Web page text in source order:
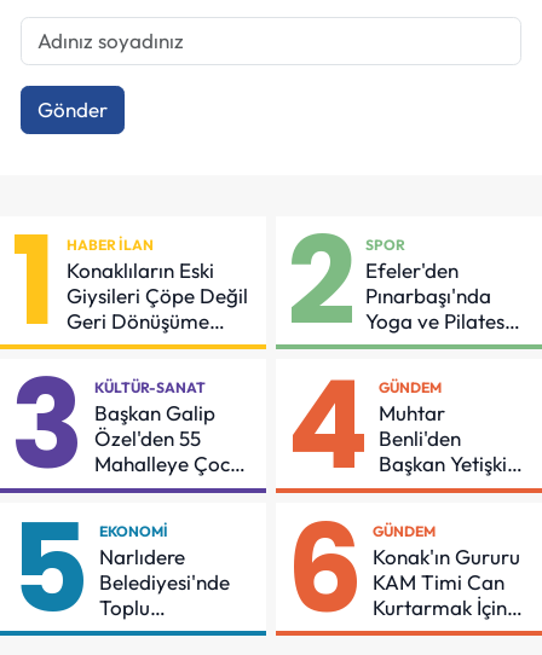
Gönder
1 HABER İLAN
Konaklıların Eski
Giysileri Çöpe Değil
Geri Dönüşüme
Gidiyor
2 SPOR
Efeler'den
Pınarbaşı'nda
Yoga ve Pilates
Buluşması
3 KÜLTÜR-SANAT
Başkan Galip
Özel'den 55
Mahalleye Çocuk
Şenliği
4 GÜNDEM
Muhtar
Benli'den
Başkan Yetişkin'e
Teşekkür
5 EKONOMI
Narlıdere
Belediyesi'nde
Toplu
Sözleşmeye
6 GÜNDEM
Konak'ın Gururu
KAM Timi Can
Kurtarmak İçin
Demir Aldı